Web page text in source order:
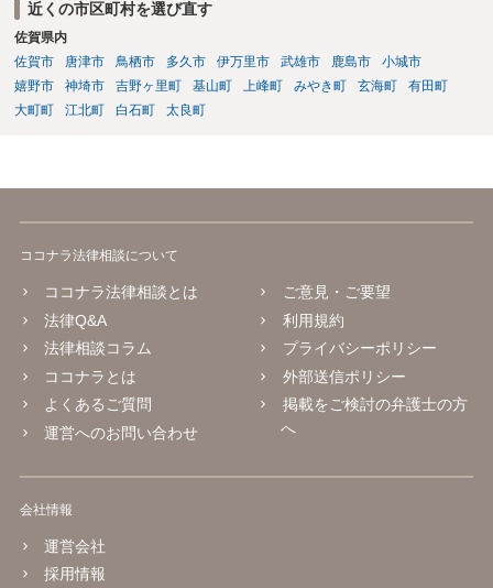
近くの市区町村を選び直す
佐賀県内
佐賀市
唐津市 鳥栖市 多久市 伊万里市 武雄市 鹿島市
小城市
嬉野市
神埼市 吉野ヶ里町 基山町 上峰町 みやき町 玄海町
有田町
大町町
江北町 白石町 太良町
ココナラ法律相談について
ココナラ法律相談とは
法律Q&A
法律相談コラム
ココナラとは
よくあるご質問
運営へのお問い合わせ
ご意見・ご要望
利用規約
プライバシーポリシー
外部送信ポリシー
掲載をご検討の弁護士の方
へ
会社情報
運営会社
採用情報